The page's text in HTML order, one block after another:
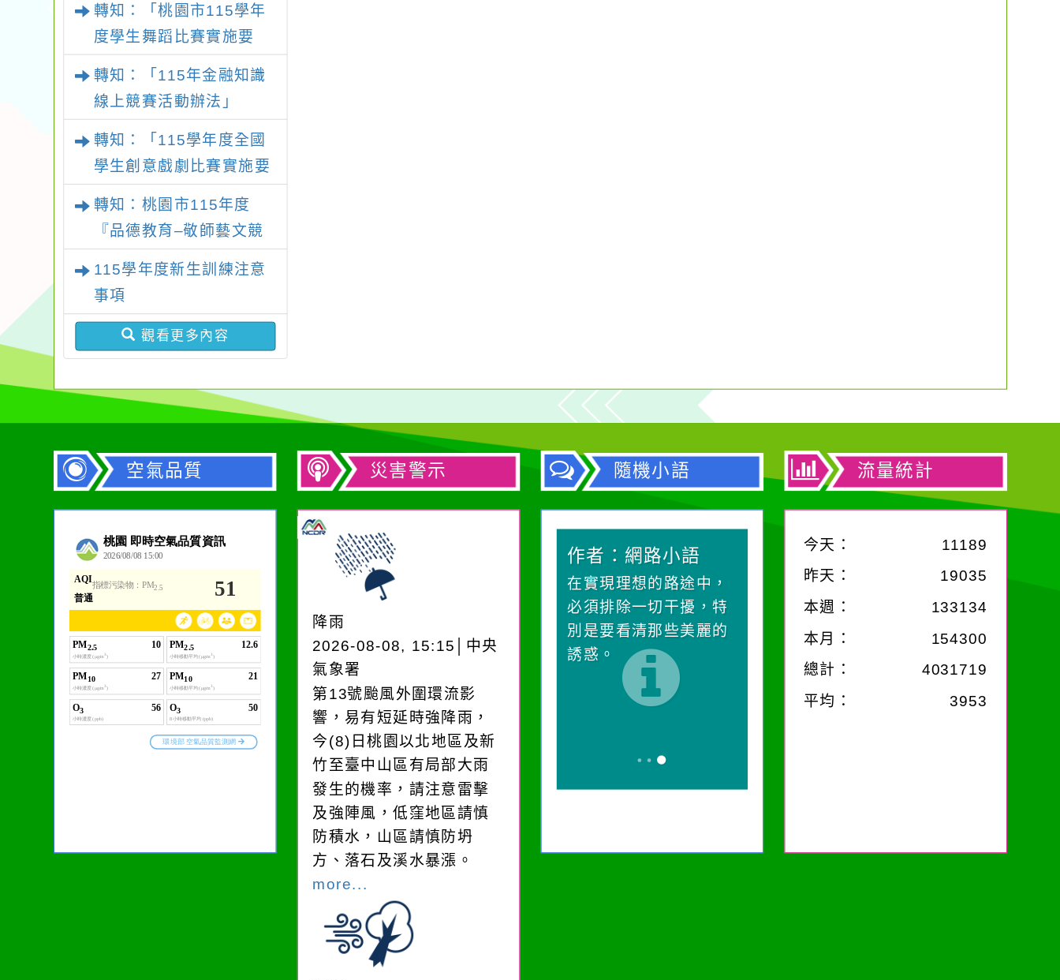
轉知：「桃園市115學年
度學生舞蹈比賽實施要
轉知：「115年金融知識
線上競賽活動辦法」
轉知：「115學年度全國
學生創意戲劇比賽實施要
轉知：桃園市115年度
『品德教育–敬師藝文競
115學年度新生訓練注意
事項
觀看更多內容
空氣品質 災害警示
降雨
2026-08-08, 15:15│中央
氣象署
第13號颱風外圍環流影
響，易有短延時強降雨，
今(8)日桃園以北地區及新
竹至臺中山區有局部大雨
發生的機率，請注意雷擊
及強陣風，低窪地區請慎
防積水，山區請慎防坍
方、落石及溪水暴漲。
more...
隨機小語
生活是一面鏡子。你對
它笑，它就對你笑；你
對它哭，它也對你哭。
作者：網路小語
一杯清水因滴入一滴污
在而變清澈。
作者：網路小語
在實現理想的路途中，
必須排除一切干擾，特
別是要看清那些美麗的
誘惑。
流量統計
今天：
11189
昨天：
19035
本週： 133134
本月：
154300
總計：
4031719
平均：
3953